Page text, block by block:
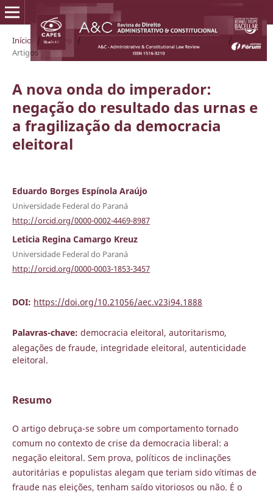
Início / Acervo /
/
Artigos
A nova onda do imperador:
negação do resultado das urnas e
a fragilização da democracia
eleitoral
Eduardo Borges Espínola Araújo
Universidade Federal do Paraná
http://orcid.org/0000-0002-4469-8987
Leticia Regina Camargo Kreuz
Universidade Federal do Paraná
http://orcid.org/0000-0003-1853-3457
DOI: https://doi.org/10.21056/aec.v23i94.1888
Palavras-chave: democracia eleitoral, autoritarismo,
alegações de fraude, integridade eleitoral, autenticidade
eleitoral.
Resumo
O artigo debruça-se sobre um comportamento tornado
comum no contexto de crise da democracia liberal: a
negação eleitoral. Sem prova, políticos de inclinações
autoritárias e populistas alegam que teriam sido vítimas de
fraude nas eleições, tenham saído vitoriosos ou não. É o